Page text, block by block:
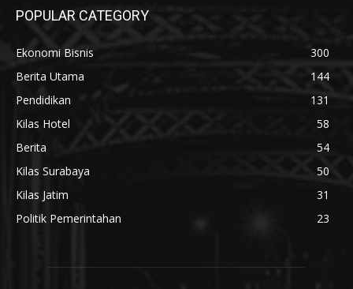
POPULAR CATEGORY
Ekonomi Bisnis
300
Berita Utama
144
Pendidikan
131
Kilas Hotel
58
Berita
54
Kilas Surabaya
50
Kilas Jatim
31
Politik Pemerintahan
23